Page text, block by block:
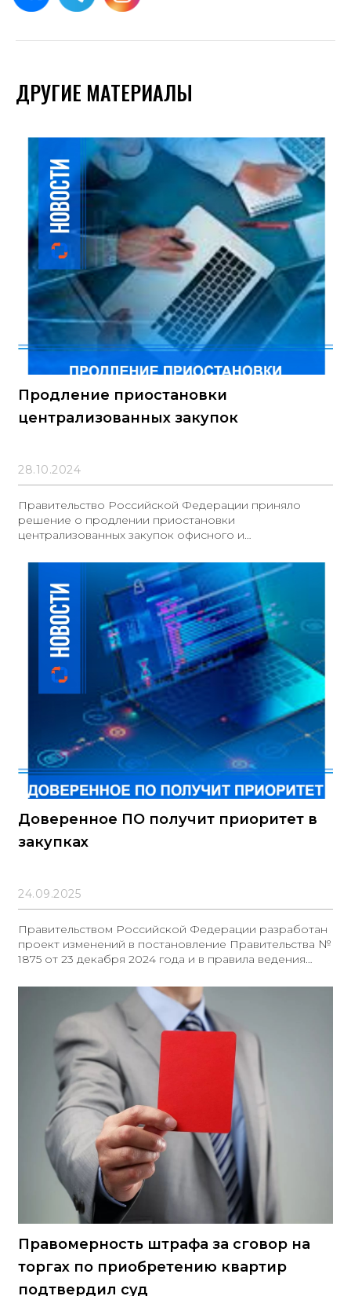
ДРУГИЕ МАТЕРИАЛЫ
Продление приостановки
централизованных закупок
28.10.2024
Правительство Российской Федерации приняло
решение о продлении приостановки
централизованных закупок офисного и
федеральных государственных органов до конца 2025
Доверенное ПО получит приоритет в
закупках
24.09.2025
Правительством Российской Федерации разработан
проект изменений в постановление Правительства №
1875 от 23 декабря 2024 года и в правила ведения
утверждённые постановлением № 1236 от 16 ноября
Правомерность штрафа за сговор на
торгах по приобретению квартир
подтвердил суд